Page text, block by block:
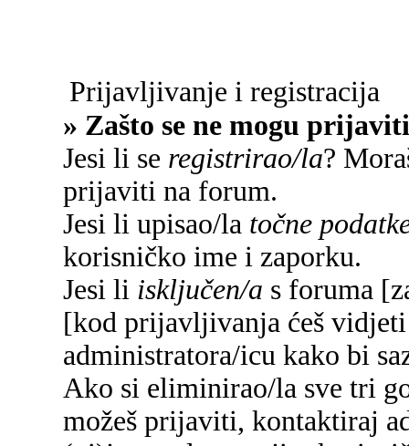
Prijavljivanje i registracija
» Zašto se ne mogu
Jesi li se registrirao/la?
prijaviti na forum.
Jesi li upisao/la točne
korisničko ime i zaporku.
Jesi li isključen/a s foruma
[kod prijavljivanja ćeš
administratora/icu kako bi
Ako si eliminirao/la sve tri
možeš prijaviti, kontaktiraj